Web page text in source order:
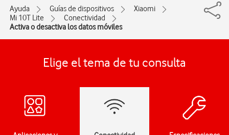
Ayuda Guías de dispositivos
Xiaomi
Mi 10T Lite
Conectividad
Activa o desactiva los datos móviles
Elige el tema de tu consulta